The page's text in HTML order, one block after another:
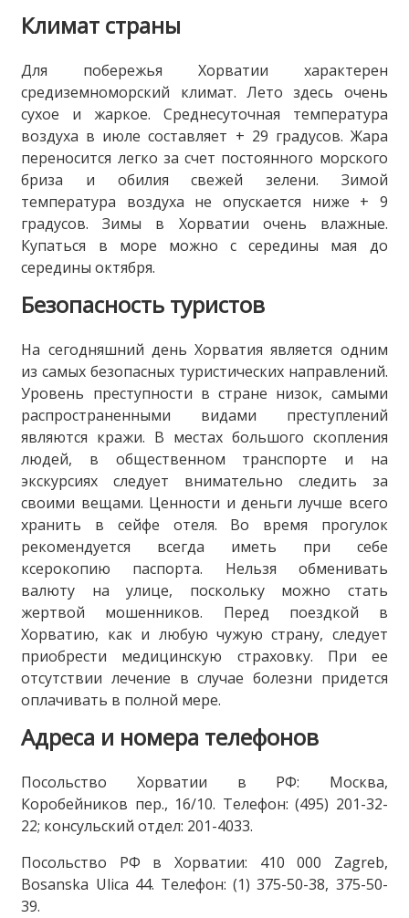
Климат страны
Для побережья Хорватии характерен
средиземноморский климат. Лето здесь очень
сухое и жаркое. Среднесуточная температура
воздуха в июле составляет + 29 градусов. Жара
переносится легко за счет постоянного морского
бриза и обилия свежей зелени. Зимой
температура воздуха не опускается ниже + 9
градусов. Зимы в Хорватии очень влажные.
Купаться в море можно с середины мая до
середины октября.
Безопасность туристов
На сегодняшний день Хорватия является одним
из самых безопасных туристических направлений.
Уровень преступности в стране низок, самыми
распространенными видами преступлений
являются кражи. В местах большого скопления
людей, в общественном транспорте и на
экскурсиях следует внимательно следить за
своими вещами. Ценности и деньги лучше всего
хранить в сейфе отеля. Во время прогулок
рекомендуется всегда иметь при себе
ксерокопию паспорта. Нельзя обменивать
валюту на улице, поскольку можно стать
жертвой мошенников. Перед поездкой в
Хорватию, как и любую чужую страну, следует
приобрести медицинскую страховку. При ее
отсутствии лечение в случае болезни придется
оплачивать в полной мере.
Адреса и номера телефонов
Посольство Хорватии в РФ: Москва,
Коробейников пер., 16/10. Телефон: (495) 201-32-
22; консульский отдел: 201-4033.
Посольство РФ в Хорватии: 410 000 Zagreb,
Bosanska Ulica 44. Телефон: (1) 375-50-38, 375-50-
39.